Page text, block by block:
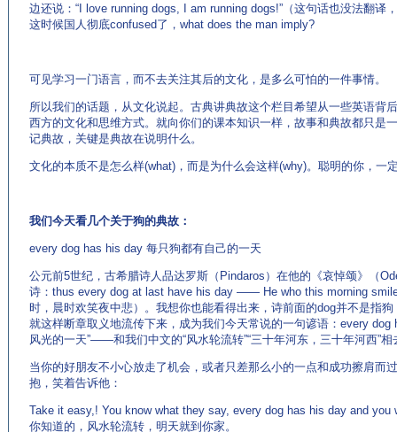
边还说：“I love running dogs, I am running dogs!”（这句话也没法翻译
这时候国人彻底confused了，what does the man imply?
可见学习一门语言，而不去关注其后的文化，是多么可怕的一件事情。
所以我们的话题，从文化说起。古典讲典故这个栏目希望从一些英语背
西方的文化和思维方式。就向你们的课本知识一样，故事和典故都只是
记典故，关键是典故在说明什么。
文化的本质不是怎么样(what)，而是为什么会这样(why)。聪明的你，一
我们今天看几个关于狗的典故：
every dog has his day 每只狗都有自己的一天
公元前5世纪，古希腊诗人品达罗斯（Pindaros）在他的《哀悼颂》（
诗：thus every dog at last have his day —— He who this morning
时，晨时欢笑夜中悲）。我想你也能看得出来，诗前面的dog并不是指狗
就这样断章取义地流传下来，成为我们今天常说的一句谚语：every dog
风光的一天”——和我们中文的“风水轮流转”“三十年河东，三十年河西”相
当你的好朋友不小心放走了机会，或者只差那么小的一点和成功擦肩而
抱，笑着告诉他：
Take it easy,! You know what they say, every dog has his day and
你知道的，风水轮流转，明天就到你家。